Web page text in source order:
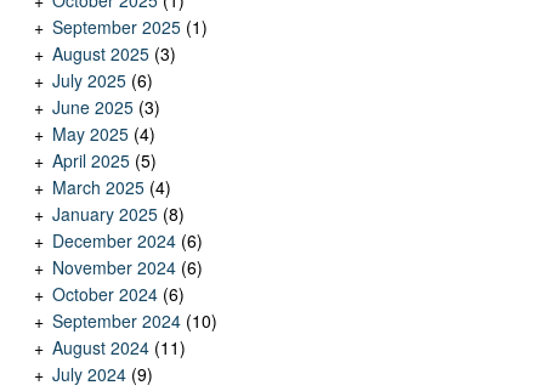
September 2025(1)
August 2025(3)
July 2025(6)
June 2025(3)
May 2025(4)
April 2025(5)
March 2025(4)
January 2025(8)
December 2024(6)
November 2024(6)
October 2024(6)
September 2024(10)
August 2024(11)
July 2024(9)